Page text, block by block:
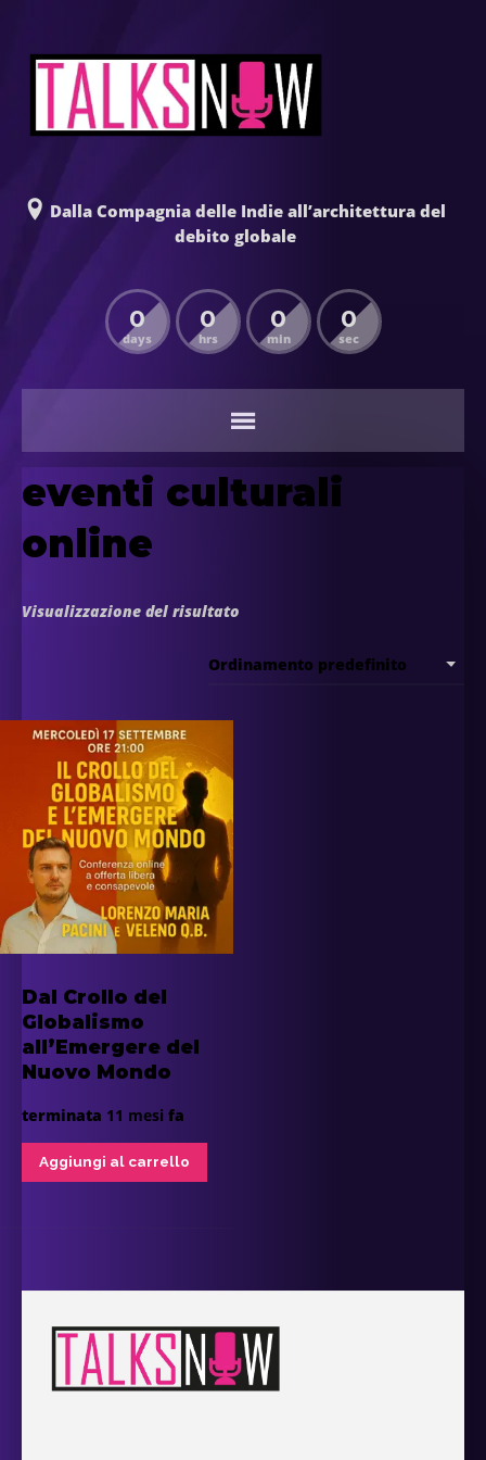
Dalla Compagnia delle Indie all’architettura del
debito globale
0
days
0
hrs
0
min
0
sec
eventi culturali
online
Visualizzazione del risultato
Dal Crollo del
Globalismo
all’Emergere del
Nuovo Mondo
terminata 11 mesi fa
Aggiungi al carrello